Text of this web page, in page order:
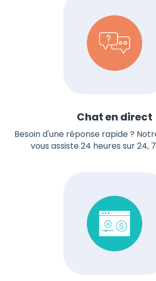
Chat en direct
Besoin d'une réponse rapide ?
vous assiste 24 heures sur 24,